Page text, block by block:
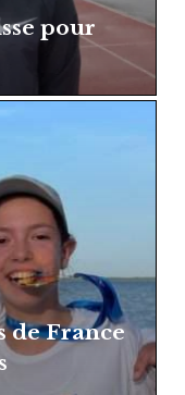
pour
de France